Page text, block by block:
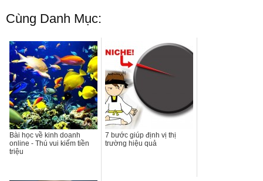
Cùng Danh Mục:
Bài học về kinh doanh
online - Thú vui kiếm tiền
triệu
7 bước giúp định vị thị
trường hiệu quả